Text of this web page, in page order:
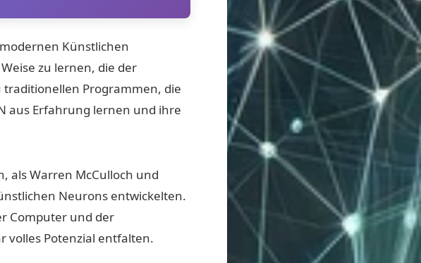
Künstlichen
zu lernen, die der
Programmen, die
aus Erfahrung lernen und ihre
als Warren McCulloch und
Neurons entwickelten.
Computer und der
volles Potenzial entfalten.